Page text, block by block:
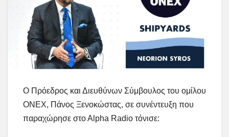
Ο Πρόεδρος και Διευθύνων Σύμβουλος του ομίλου
ΟΝΕΧ, Πάνος Ξενοκώστας, σε συνέντευξη που
παραχώρησε στο Αlpha Radio τόνισε: